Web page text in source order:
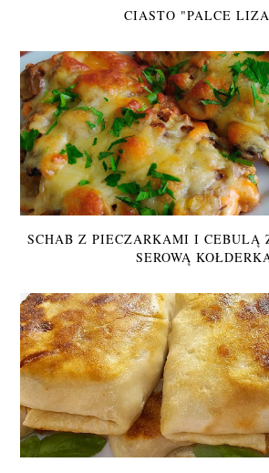
CIASTO "PALCE
SCHAB Z PIECZARKAMI I CEBULĄ
SEROWĄ